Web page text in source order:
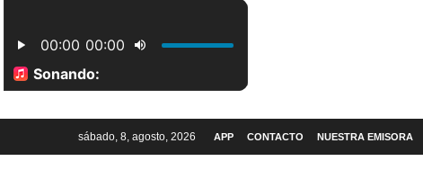
sábado, 8, agosto, 2026 APP CONTACTO NUESTRA EMISORA